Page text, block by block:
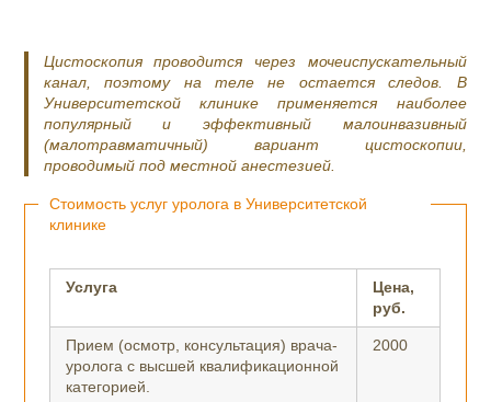
Цистоскопия проводится через мочеиспускательный
канал, поэтому на теле не остается следов. В
Университетской клинике применяется наиболее
популярный и эффективный малоинвазивный
(малотравматичный) вариант цистоскопии,
проводимый под местной анестезией.
Стоимость услуг уролога в Университетской
клинике
Услуга
Цена,
руб.
Прием (осмотр, консультация) врача-
уролога с высшей квалификационной
категорией.
2000